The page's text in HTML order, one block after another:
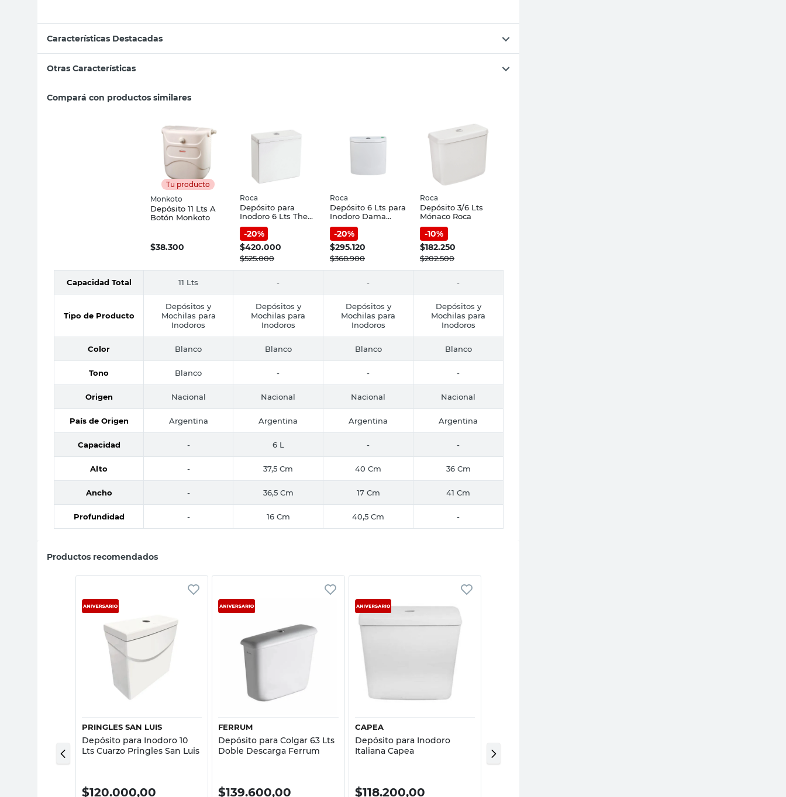
Características Destacadas
Otras Características
Compará con productos similares
Tu producto
Monkoto
Depósito 11 Lts A
Botón Monkoto
$38.300
Roca
Depósito para
Inodoro 6 Lts The
Gap Roca
-20%
$420.000
$525.000
Roca
Depósito 6 Lts para
Inodoro Dama
Senso Roca
-20%
$295.120
$368.900
Roca
Depósito 3/6 Lts
Mónaco Roca
-10%
$182.250
$202.500
Capacidad Total 11 Lts - - -
Tipo de Producto
Depósitos y
Mochilas para
Inodoros
Depósitos y
Mochilas para
Inodoros
Depósitos y
Mochilas para
Inodoros
Depósitos y
Mochilas para
Inodoros
Color Blanco Blanco Blanco Blanco
Tono Blanco - - -
Origen Nacional Nacional Nacional Nacional
País de Origen Argentina Argentina Argentina Argentina
Capacidad - 6 L - -
Alto - 37,5 Cm 40 Cm 36 Cm
Ancho - 36,5 Cm 17 Cm 41 Cm
Profundidad - 16 Cm 40,5 Cm -
Productos recomendados
PRINGLES SAN LUIS
Depósito para Inodoro 10
Lts Cuarzo Pringles San Luis
$120.000,00
FERRUM
Depósito para Colgar 63 Lts
Doble Descarga Ferrum
$139.600,00
CAPEA
Depósito para Inodoro
Italiana Capea
$118.200,00
Dash Ideal